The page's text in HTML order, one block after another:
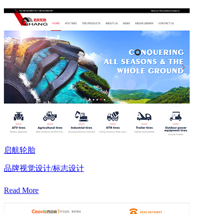
启航轮胎
品牌视觉设计/标志设计
Read More